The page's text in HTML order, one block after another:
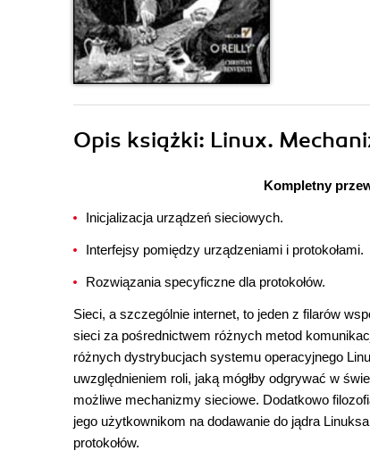
Opis książki: Linux.
Kompletny
Inicjalizacja urządzeń sieciowych.
Interfejsy pomiędzy urządzeniami i protokołami.
Rozwiązania specyficzne dla protokołów.
Sieci, a szczególnie internet, to jeden z filarów
sieci za pośrednictwem różnych metod
różnych dystrybucjach systemu operacyjnego
uwzględnieniem roli, jaką mógłby odgrywać w
możliwe mechanizmy sieciowe. Dodatkowo
jego użytkownikom na dodawanie do jądra
protokołów.